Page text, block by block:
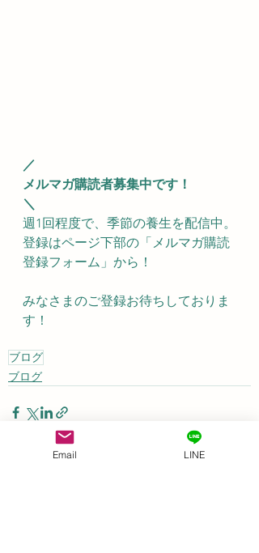
／
メルマガ購読者募集中です！
＼
週1回程度で、季節の養生を配信中。
登録はページ下部の「 メルマガ購読
登録フォーム」から！
みなさまのご登録お待ちしておりま
す！
ブログ
ブログ
Email LINE